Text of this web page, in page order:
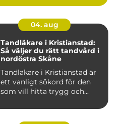
04. aug
Tandläkare i Kristianstad:
Så väljer du rätt tandvård i
nordöstra Skåne
Tandläkare i Kristianstad är
ett vanligt sökord för den
som vill hitta trygg och...